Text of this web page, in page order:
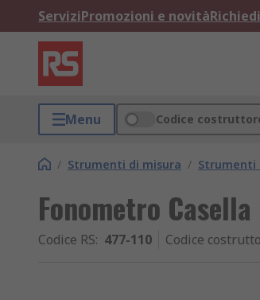
ServiziPromozioni e novità
Menu Codice
/ Strumenti di misura / Strumenti
Fonometro
Codice RS: 477-110 Codice